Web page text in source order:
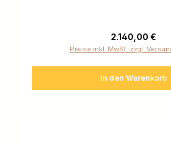
Regulärer Preis:
2.140,00 €
Preise inkl. MwSt. zzgl.
In den Warenkorb